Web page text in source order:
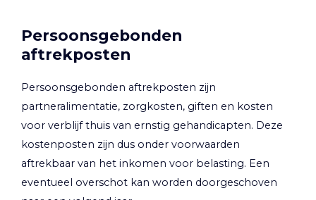
Persoonsgebonden
aftrekposten
Persoonsgebonden aftrekposten zijn
partneralimentatie, zorgkosten, giften en kosten
voor verblijf thuis van ernstig gehandicapten. Deze
kostenposten zijn dus onder voorwaarden
aftrekbaar van het inkomen voor belasting. Een
eventueel overschot kan worden doorgeschoven